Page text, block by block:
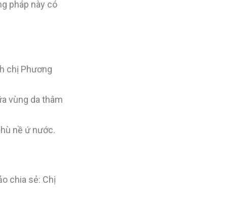
pháp này có
chị Phương
vùng da thâm
nề ứ nước.
chia sẻ: Chị